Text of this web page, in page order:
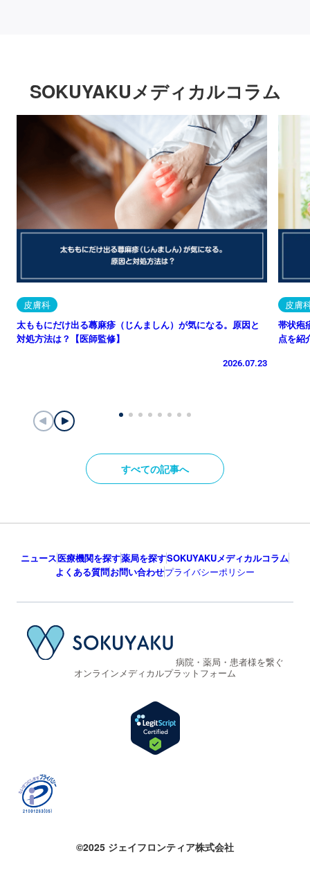
SOKUYAKUメディカルコラム
皮膚科
太ももにだけ出る蕁麻疹（じんましん）が気になる。原因と
対処方法は？【医師監修】
2026.07.23
皮膚
帯状疱
点を紹
すべての記事へ
ニュース医療機関を探す薬局を探すSOKUYAKUメディカルコラム
よくある質問お問い合わせプライバシーポリシー
病院・薬局・患者様を繋ぐ
オンラインメディカルプラットフォーム
©2025 ジェイフロンティア株式会社